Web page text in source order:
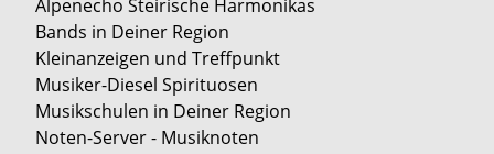
Alpenecho Steirische Harmonikas
Bands in Deiner Region
Kleinanzeigen und Treffpunkt
Musiker-Diesel Spirituosen
Musikschulen in Deiner Region
Noten-Server - Musiknoten